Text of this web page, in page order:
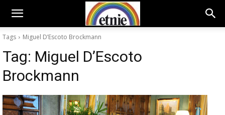
Tags Miguel D’Escoto Brockmann
Tag: Miguel D’Escoto
Brockmann